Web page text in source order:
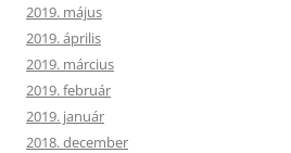
2019. május
2019. április
2019. március
2019. február
2019. január
2018. december